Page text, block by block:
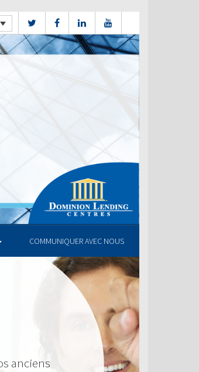
COMMUNIQUER AVEC NOUS
anciens